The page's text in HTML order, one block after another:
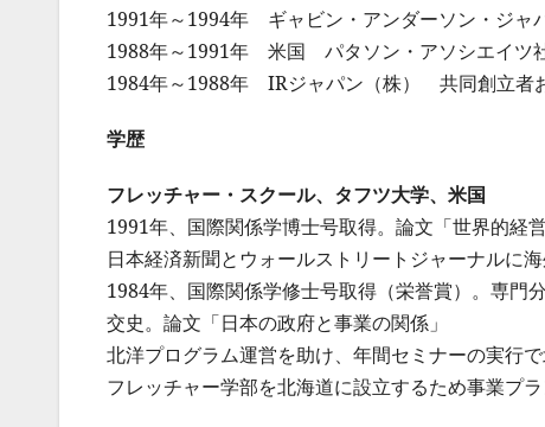
1991年～1994年 ギャビン・アンダーソン・ジ
1988年～1991年 米国 パタソン・アソシエイ
1984年～1988年 IRジャパン（株） 共同創立者
学歴
フレッチャー・スクール、タフツ大学、米国
1991年、国際関係学博士号取得。論文「世界的経
日本経済新聞とウォールストリートジャーナルに海
1984年、国際関係学修士号取得（栄誉賞）。専門
交史。論文「日本の政府と事業の関係」
北洋プログラム運営を助け、年間セミナーの実行
フレッチャー学部を北海道に設立するため事業プ